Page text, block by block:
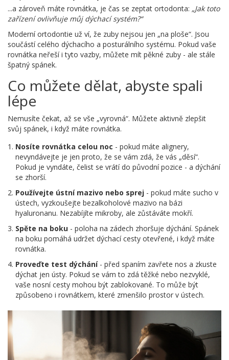
...a zároveň máte rovnátka, je čas se zeptat ortodonta: „Jak toto
zařízení ovlivňuje můj dýchací systém?“
Moderní ortodontie už ví, že zuby nejsou jen „na ploše“. Jsou
součástí celého dýchacího a posturálního systému. Pokud vaše
rovnátka neřeší i tyto vazby, můžete mít pěkné zuby - ale stále
špatný spánek.
Co můžete dělat, abyste spali
lépe
Nemusíte čekat, až se vše „vyrovná“. Můžete aktivně zlepšit
svůj spánek, i když máte rovnátka.
Nosíte rovnátka celou noc - pokud máte alignery,
nevyndávejte je jen proto, že se vám zdá, že vás „děsí“.
Pokud je vyndáte, čelist se vrátí do původní pozice - a dýchání
se zhorší.
Používejte ústní mazivo nebo sprej - pokud máte sucho v
ústech, vyzkoušejte bezalkoholové mazivo na bázi
hyaluronanu. Nezabíjíte mikroby, ale zůstáváte mokří.
Spěte na boku - poloha na zádech zhoršuje dýchání. Spánek
na boku pomáhá udržet dýchací cesty otevřené, i když máte
rovnátka.
Proveďte test dýchání- před spaním zavřete nos a zkuste
dýchat jen ústy. Pokud se vám to zdá těžké nebo nezvyklé,
vaše nosní cesty mohou být zablokované. To může být
způsobeno i rovnátkem, které zmenšilo prostor v ústech.